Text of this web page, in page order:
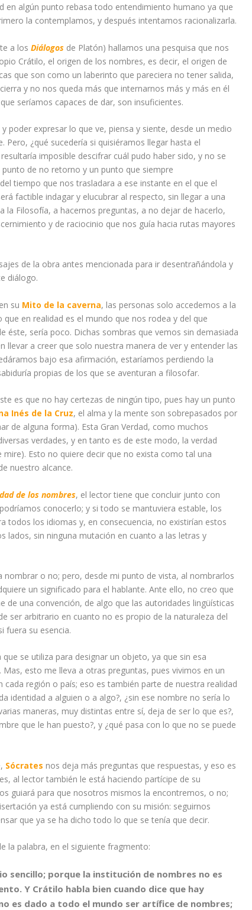
en algún punto rebasa todo entendimiento humano ya que
la contemplamos, y después intentamos racionalizarla.
a losDiálogos de Platón) hallamos una pesquisa que nos
Crátilo, el origen de los nombres, es decir, el origen de
que son como un laberinto que pareciera no tener salida,
y no nos queda más que internarnos más y más en él
seríamos capaces de dar, son insuficientes.
poder expresar lo que ve, piensa y siente, desde un medio
¿qué sucedería si quisiéramos llegar hasta el
imposible descifrar cuál pudo haber sido, y no se
de no retorno y un punto que siempre
tiempo que nos trasladara a ese instante en el que el
factible indagar y elucubrar al respecto, sin llegar a una
la Filosofía, a hacernos preguntas, a no dejar de hacerlo,
y de raciocinio que nos guía hacia rutas mayores
de la obra antes mencionada para ir desentrañándola y
diálogo.
en su Mito de la caverna, las personas solo accedemos a la
en realidad es el mundo que nos rodea y del que
sería poco. Dichas sombras que vemos sin demasiada
llevar a creer que solo nuestra manera de ver y entender las
bajo esa afirmación, estaríamos perdiendo la
propias de los que se aventuran a filosofar.
es que no hay certezas de ningún tipo, pues hay un punto
Inés de la Cruz, el alma y la mente son sobrepasados por
de alguna forma). Esta Gran Verdad, como muchos
verdades, y en tanto es de este modo, la verdad
Esto no quiere decir que no exista como tal una
nuestro alcance.
de los nombres, el lector tiene que concluir junto con
conocerlo; y si todo se mantuviera estable, los
todos los idiomas y, en consecuencia, no existirían estos
lados, sin ninguna mutación en cuanto a las letras y
o no; pero, desde mi punto de vista, al nombrarlos
un significado para el hablante. Ante ello, no creo que
de una convención, de algo que las autoridades lingüísticas
ser arbitrario en cuanto no es propio de la naturaleza del
fuera su esencia.
se utiliza para designar un objeto, ya que sin esa
esto me lleva a otras preguntas, pues vivimos en un
región o país; eso es también parte de nuestra realidad
identidad a alguien o a algo?, ¿sin ese nombre no sería lo
maneras, muy distintas entre sí, deja de ser lo que es?,
que le han puesto?, y ¿qué pasa con lo que no se puede
Sócrates nos deja más preguntas que respuestas, y eso es
al lector también le está haciendo partícipe de su
guiará para que nosotros mismos la encontremos, o no;
ya está cumpliendo con su misión: seguirnos
que ya se ha dicho todo lo que se tenía que decir.
la palabra, en el siguiente fragmento:
sencillo; porque la institución de nombres no es
Y Crátilo habla bien cuando dice que hay
es dado a todo el mundo ser artífice de nombres;